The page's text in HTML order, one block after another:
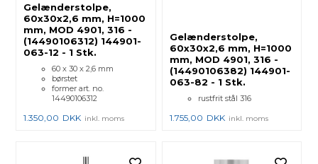
Gelænderstolpe,
60x30x2,6 mm, H=1000
mm, MOD 4901, 316 -
(14490106312) 144901-
063-12 - 1 Stk.
60 x 30 x 2,6 mm
børstet
former art. no.
14490106312
1.350,00 DKK inkl. moms
Gelænderstolpe,
60x30x2,6 mm, H=1000
mm, MOD 4901, 316 -
(14490106382) 144901-
063-82 - 1 Stk.
rustfrit stål 316
1.755,00 DKK inkl. moms